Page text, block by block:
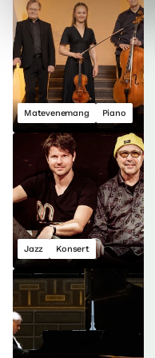
Matevenemang Piano
Jazz Konsert